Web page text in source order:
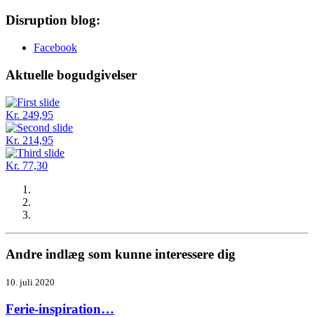
Disruption blog:
Facebook
Aktuelle bogudgivelser
Kr. 249,95
Kr. 214,95
Kr. 77,30
Andre indlæg som kunne interessere dig
10. juli 2020
Ferie-inspiration…